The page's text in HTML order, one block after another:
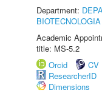
Department:
BIOTECNOLOGIA
Academic
title: MS-5.2
Orcid
CV
ResearcherID
Dimensions